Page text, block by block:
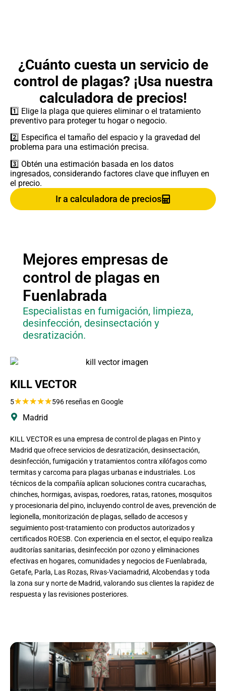
¿Cuánto cuesta un servicio de
control de plagas? ¡Usa nuestra
calculadora de precios!
1️⃣ Elige la plaga que quieres eliminar o el tratamiento
preventivo para proteger tu hogar o negocio.
2️⃣ Especifica el tamaño del espacio y la gravedad del
problema para una estimación precisa.
3️⃣ Obtén una estimación basada en los datos
ingresados, considerando factores clave que influyen en
el precio.
Ir a calculadora de precios
Mejores empresas de
control de plagas en
Fuenlabrada
Especialistas en fumigación, limpieza,
desinfección, desinsectación y
desratización.
KILL VECTOR
5★★★★★596 reseñas en Google
Madrid
KILL VECTOR es una empresa de control de plagas en Pinto y
Madrid que ofrece servicios de desratización, desinsectación,
desinfección, fumigación y tratamientos contra xilófagos como
termitas y carcoma para plagas urbanas e industriales. Los
técnicos de la compañía aplican soluciones contra cucarachas,
chinches, hormigas, avispas, roedores, ratas, ratones, mosquitos
y procesionaria del pino, incluyendo control de aves, prevención de
legionella, monitorización de plagas, sellado de accesos y
seguimiento post-tratamiento con productos autorizados y
certificados ROESB. Con experiencia en el sector, el equipo realiza
auditorías sanitarias, desinfección por ozono y eliminaciones
efectivas en hogares, comunidades y negocios de Fuenlabrada,
Getafe, Parla, Las Rozas, Rivas-Vaciamadrid, Alcobendas y toda
la zona sur y norte de Madrid, valorando sus clientes la rapidez de
respuesta y las revisiones posteriores.